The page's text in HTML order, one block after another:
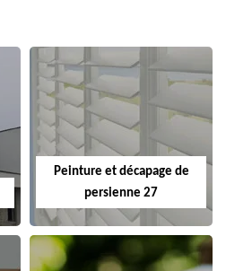
Peinture et décapage de
persienne 27